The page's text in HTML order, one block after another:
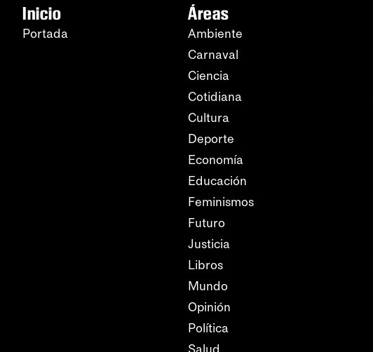
Inicio
Portada
Áreas
Ambiente
Carnaval
Ciencia
Cotidiana
Cultura
Deporte
Economía
Educación
Feminismos
Futuro
Justicia
Libros
Mundo
Opinión
Política